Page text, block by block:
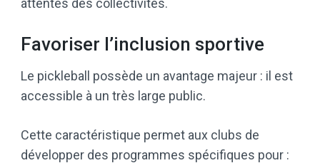
attentes des collectivités.
Favoriser l’inclusion sportive
Le pickleball possède un avantage majeur : il est
accessible à un très large public.
Cette caractéristique permet aux clubs de
développer des programmes spécifiques pour :